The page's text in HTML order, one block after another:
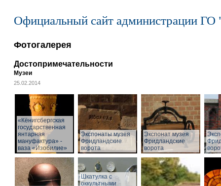
Официальный сайт администрации ГО
Фотогалерея
Достопримечательности
Музеи
25.02.2014
«Кёнигсбергская
государственная
янтарная
мануфактура» -
ваза «Изобилие»
Экспонаты музея
Фридландские
ворота
Экспонат музея
Фридландские
ворота
Шкатулка с
оккультными